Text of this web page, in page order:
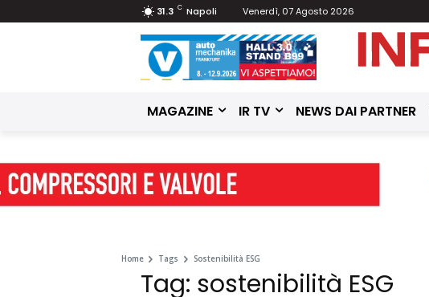
31.3 C Napoli Venerdì, 07 Agosto 2026
MAGAZINE IR TV NEWS DAI PARTNER
Home Tags Sostenibilità ESG
Tag: sostenibilità ESG